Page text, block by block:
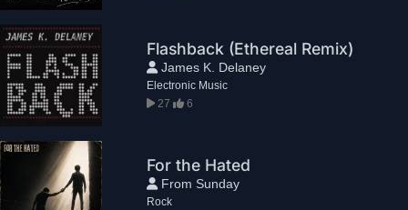
Flashback (Ethereal Remix)
James K. Delaney
Electronic Music
27
6
For the Hated
From Sunday
Rock